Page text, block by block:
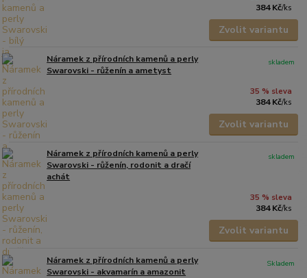
384 Kč/ks
Zvolit variantu
Náramek z přírodních kamenů a perly
Swarovski - růženín a ametyst
35 % sleva
384 Kč/ks
skladem
Zvolit variantu
Náramek z přírodních kamenů a perly
Swarovski - růženín, rodonit a dračí
achát
35 % sleva
384 Kč/ks
skladem
Zvolit variantu
Náramek z přírodních kamenů a perly
Swarovski - akvamarín a amazonit
Skladem